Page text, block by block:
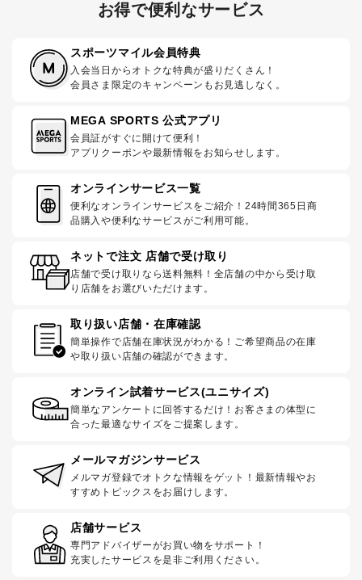
お得で便利なサービス
スポーツマイル会員特典
入会当日からオトクな特典が盛りだくさん！
会員さま限定のキャンペーンもお見逃しなく。
MEGA SPORTS 公式アプリ
会員証がすぐに開けて便利！
アプリクーポンや最新情報をお知らせします。
オンラインサービス一覧
便利なオンラインサービスをご紹介！24時間365日商
品購入や便利なサービスがご利用可能。
ネットで注文 店舗で受け取り
店舗で受け取りなら送料無料！全店舗の中から受け取
り店舗をお選びいただけます。
取り扱い店舗・在庫確認
簡単操作で店舗在庫状況がわかる！ご希望商品の在庫
や取り扱い店舗の確認ができます。
オンライン試着サービス(ユニサイズ)
簡単なアンケートに回答するだけ！お客さまの体型に
合った最適なサイズをご提案します。
メールマガジンサービス
メルマガ登録でオトクな情報をゲット！最新情報やお
すすめトピックスをお届けします。
店舗サービス
専門アドバイザーがお買い物をサポート！
充実したサービスを是非ご利用ください。